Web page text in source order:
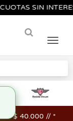
SIN
los $ 40.000 // *